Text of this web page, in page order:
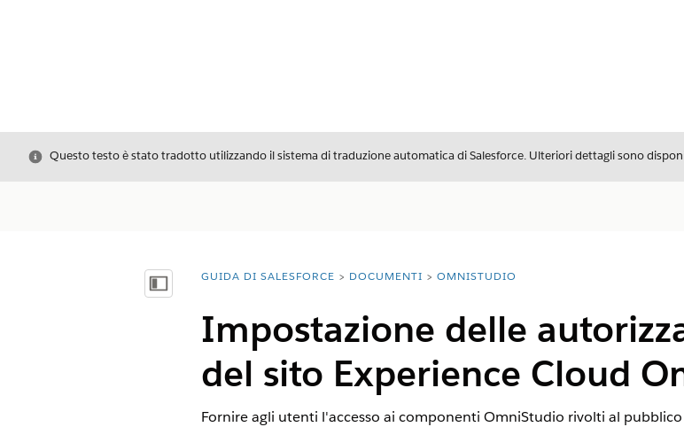
Chiudi
Questo testo è stato tradotto utilizzando il sistema di traduzione automatica di Salesforce. Ulteriori dettagli sono
Mostra sommario
Ti trovi qui:
GUIDA DI SALESFORCE DOCUMENTI OMNISTUDIO
Impostazione delle
del sito Experience Cloud
Fornire agli utenti l'accesso ai componenti OmniStudio rivolti al